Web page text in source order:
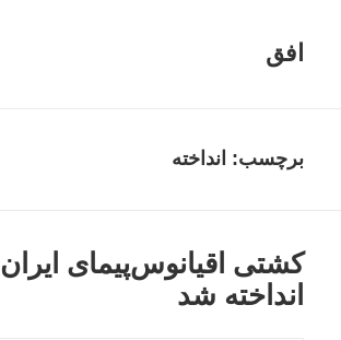
افق
برچسب: انداخته
کشتی اقیانوس‌پیمای
انداخته شد